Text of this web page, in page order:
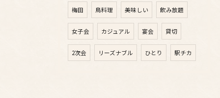
梅田 鳥料理 美味しい 飲み放題
女子会 カジュアル 宴会 貸切
2次会 リーズナブル ひとり 駅チカ